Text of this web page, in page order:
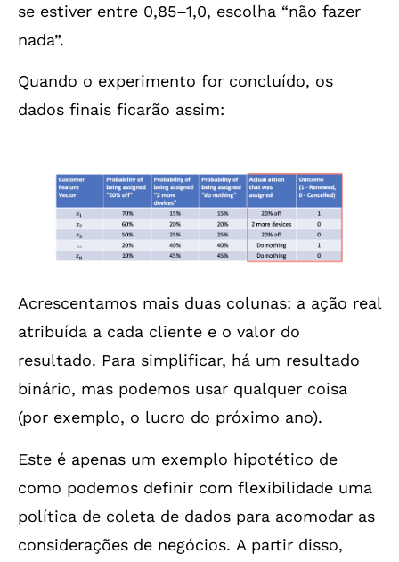
se estiver entre 0,85–1,0, escolha “não fazer
nada”.
Quando o experimento for concluído, os
dados finais ficarão assim:
Acrescentamos mais duas colunas: a ação real
atribuída a cada cliente e o valor do
resultado. Para simplificar, há um resultado
binário, mas podemos usar qualquer coisa
(por exemplo, o lucro do próximo ano).
Este é apenas um exemplo hipotético de
como podemos definir com flexibilidade uma
política de coleta de dados para acomodar as
considerações de negócios. A partir disso,